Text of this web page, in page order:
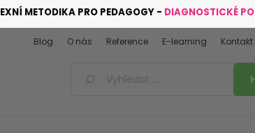
METODIKA PRO PEDAGOGY - DIAGNOSTICKÉ
Blog O nás Reference E-learning Kontakt